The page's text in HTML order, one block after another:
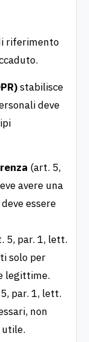
riferimento
stabilisce
deve
(art. 5,
avere una
essere
5, par. 1, lett.
solo per
legittime.
par. 1, lett.
non